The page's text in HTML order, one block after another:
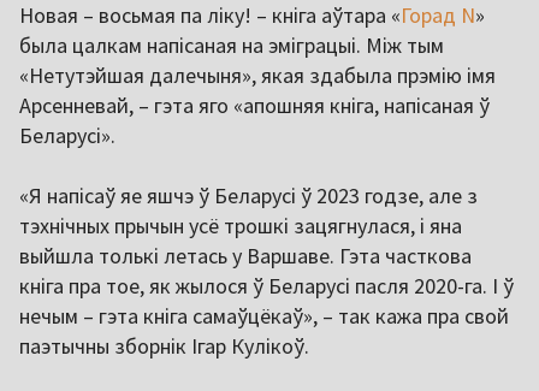
Новая – восьмая па ліку! – кніга аўтара «Горад N»
была цалкам напісаная на эміграцыі. Між тым
«Нетутэйшая далечыня», якая здабыла прэмію імя
Арсенневай, – гэта яго «апошняя кніга, напісаная ў
Беларусі».
«Я напісаў яе яшчэ ў Беларусі ў 2023 годзе, але з
тэхнічных прычын усё трошкі зацягнулася, і яна
выйшла толькі летась у Варшаве. Гэта часткова
кніга пра тое, як жылося ў Беларусі пасля 2020-га. І ў
нечым – гэта кніга самаўцёкаў», – так кажа пра свой
паэтычны зборнік Ігар Кулікоў.